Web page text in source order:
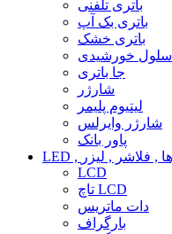
باتری تلفنی
باتری بک آپ
باتری خشک
سلول خورشیدی
جا باتری
شارژر
لیتیوم پلیمر
شارژر وایرلس
پاور بانک
LCD
تاچ LCD
دات ماتریس
بارگراف